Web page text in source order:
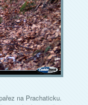
na Prachaticku.